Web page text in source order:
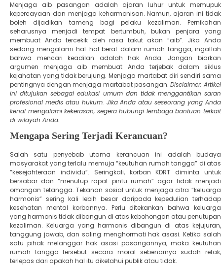
​Menjaga aib pasangan adalah ajaran luhur untuk memupuk
kepercayaan dan menjaga keharmonisan. Namun, ajaran ini tidak
boleh dijadikan tameng bagi pelaku kezaliman. Pernikahan
seharusnya menjadi tempat bertumbuh, bukan penjara yang
membuat Anda tercekik oleh rasa takut akan “aib”. ​Jika Anda
sedang mengalami hal-hal berat dalam rumah tangga, ingatlah
bahwa mencari keadilan adalah hak Anda. Jangan biarkan
argumen menjaga aib membuat Anda terjebak dalam siklus
kejahatan yang tidak berujung. Menjaga martabat diri sendiri sama
pentingnya dengan menjaga martabat pasangan. ​ Disclaimer: Artikel
ini ditujukan sebagai edukasi umum dan tidak menggantikan saran
profesional medis atau hukum. Jika Anda atau seseorang yang Anda
kenal mengalami kekerasan, segera hubungi lembaga bantuan terkait
di wilayah Anda.
​Mengapa Sering Terjadi Kerancuan?
​Salah satu penyebab utama kerancuan ini adalah budaya
masyarakat yang terlalu memuja “keutuhan rumah tangga” di atas
“kesejahteraan individu”. Seringkali, korban KDRT diminta untuk
bersabar dan “menutup rapat pintu rumah” agar tidak menjadi
omongan tetangga. Tekanan sosial untuk menjaga citra “keluarga
harmonis” sering kali lebih besar daripada kepedulian terhadap
kesehatan mental korbannya. ​Perlu ditekankan bahwa keluarga
yang harmonis tidak dibangun di atas kebohongan atau penutupan
kezaliman. Keluarga yang harmonis dibangun di atas kejujuran,
tanggung jawab, dan saling menghormati hak asasi. Ketika salah
satu pihak melanggar hak asasi pasangannya, maka keutuhan
rumah tangga tersebut secara moral sebenarnya sudah retak,
terlepas dari apakah hal itu diketahui publik atau tidak.